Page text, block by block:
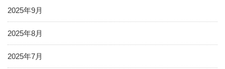
2025年9月
2025年8月
2025年7月